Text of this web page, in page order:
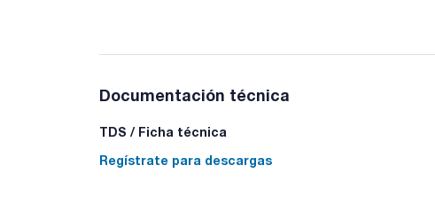
Documentación técnica
TDS / Ficha técnica
Regístrate para descargas